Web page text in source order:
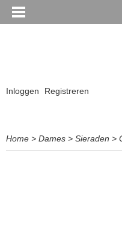
Inloggen Registreren
Home > Dames > Sieraden >